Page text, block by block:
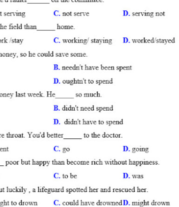
BÀI TẬP LUYỆN NGHE - TIẾNG ANH
9 - GLOBAL SUCCESS - HỌC KỲ 2 -
CÓ SCRIPT + ĐÁP ÁN
BÀI TẬP LUYỆN NGHE TIẾNG ANH 8
- HỌC KỲ 2 - GLOBAL SUCCESS - CÓ
SCRIPT + ĐÁP ÁN